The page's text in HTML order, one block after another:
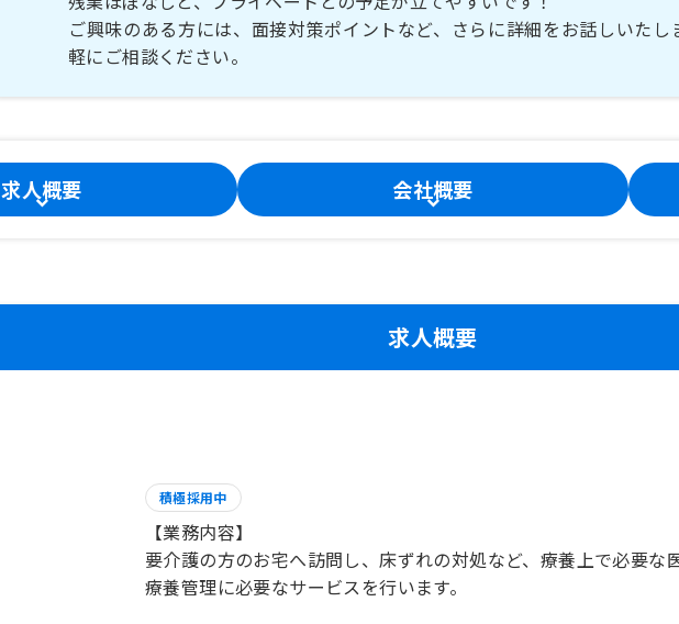
ご興味のある方には、面接対策ポイントなど、さらに詳細をお話しいたし
軽にご相談ください。
求人概要 会社概要
求人概要
積極採用中
【業務内容】
要介護の方のお宅へ訪問し、床ずれの対処など、療養上で必要な
療養管理に必要なサービスを行います。